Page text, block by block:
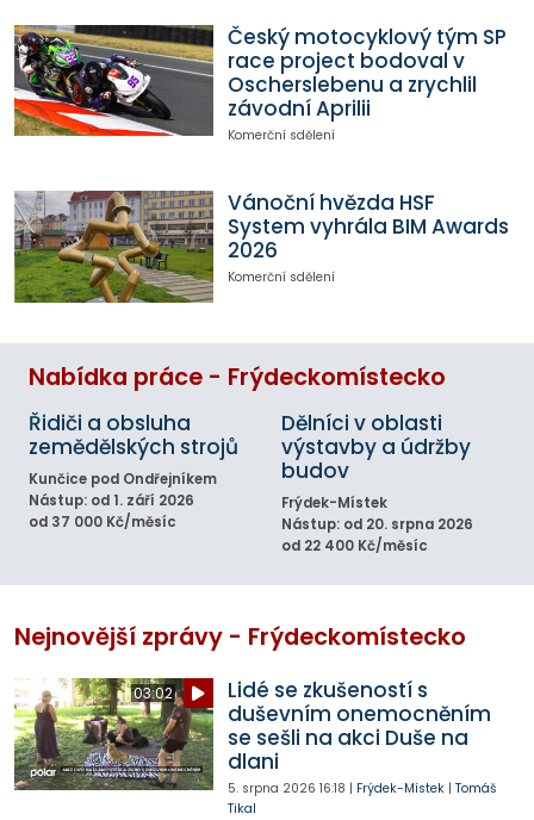
Český motocyklový tým SP
race project bodoval v
Oscherslebenu a zrychlil
závodní Aprilii
Komerční sdělení
Vánoční hvězda HSF
System vyhrála BIM Awards
2026
Komerční sdělení
Nabídka práce - Frýdeckomístecko
Řidiči a obsluha
zemědělských strojů
Kunčice pod Ondřejníkem
Nástup: od 1. září 2026
od 37 000 Kč/měsíc
Dělníci v oblasti
výstavby a údržby
budov
Frýdek-Místek
Nástup: od 20. srpna 2026
od 22 400 Kč/měsíc
Nejnovější zprávy - Frýdeckomístecko
03:02
Lidé se zkušeností s
duševním onemocněním
se sešli na akci Duše na
dlani
5. srpna 2026 16:18 | Frýdek-Místek| Tomáš
Tikal